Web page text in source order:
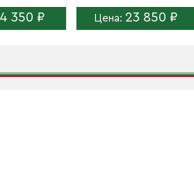
350 ₽ Цена: 23 850 ₽